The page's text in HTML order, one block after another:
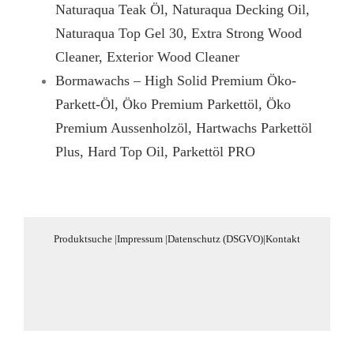
Naturaqua Teak Öl, Naturaqua Decking Oil,
Naturaqua Top Gel 30, Extra Strong Wood
Cleaner, Exterior Wood Cleaner
Bormawachs – High Solid Premium Öko-
Parkett-Öl, Öko Premium Parkettöl, Öko
Premium Aussenholzöl, Hartwachs Parkettöl
Plus, Hard Top Oil, Parkettöl PRO
Produktsuche |Impressum |Datenschutz (DSGVO)|Kontakt